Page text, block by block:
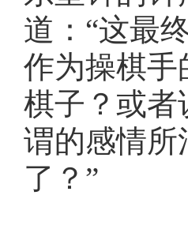
道：“这最
作为操棋手
棋子？或者
谓的感情所
了？”